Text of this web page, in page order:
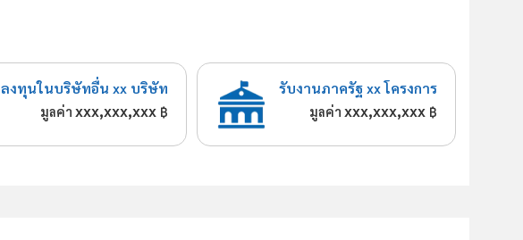
ลงทุนในบริษัทอื่น xx บริษัท
มูลค่าxxx,xxx,xxx ฿
รับงานภาครัฐ xx โครงการ
มูลค่าxxx,xxx,xxx ฿